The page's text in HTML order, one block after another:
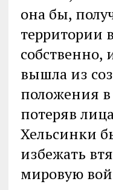
она бы,
территории
собственно,
вышла из
положения
потеряв
Хельсинки
избежать
мировую